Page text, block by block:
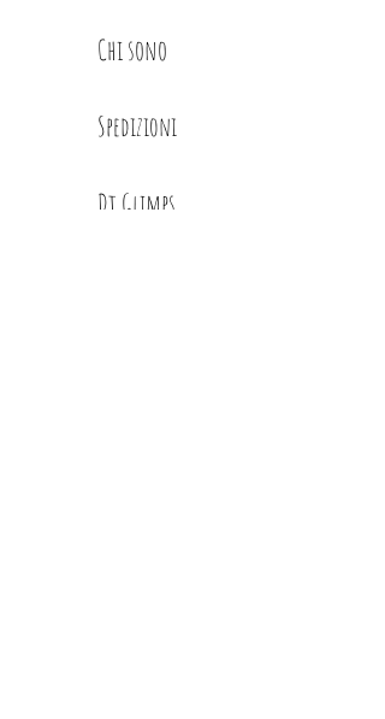
Chi sono
Spedizioni
Dt Glimps